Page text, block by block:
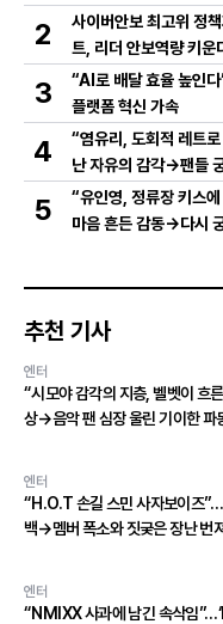
2
사이버안보 최고위 정
트, 리더 안보역량 키운
3
“AI로 배달 효율 높인
플랫폼 혁신 가속
4
“염유리, 도회적 레트
난 자유의 감각→팬들
5
“유인영, 정류장 키스
마음 흔든 감동→다시
추천 기사
엔터
“시모야 감각의 지층, 벨벳이 흐
상→음악 팬 심장 울린 기이한 파
엔터
“H.O.T 손길 스민 사자보이즈
백→멤버 폭소와 짓궂은 장난 번
엔터
“NMIXX 사과에 남긴 속삭임